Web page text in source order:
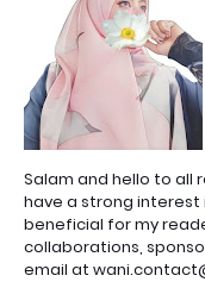
Salam and hello to all
have a strong interest
beneficial for my
collaborations,
email at